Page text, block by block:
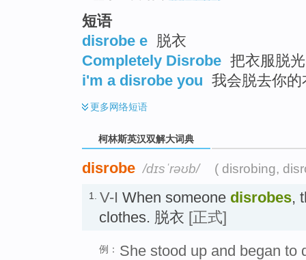
短语
disrobe e 脱衣
Completely Disrobe 把衣服脱光
i'm a disrobe you 我会脱去你的
更多网络短语
柯林斯英汉双解大词典
disrobe /dɪsˈrəʊb/ ( disrobing,
1. V-I When someone disrobes,
clothes. 脱衣 [正式]
例： She stood up and began to